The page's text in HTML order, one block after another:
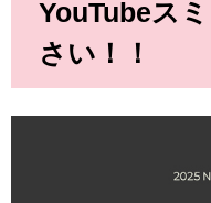
YouTubeス
さい！！